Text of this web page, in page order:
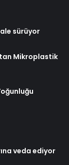
sürüyor
Mikroplastik
veda ediyor